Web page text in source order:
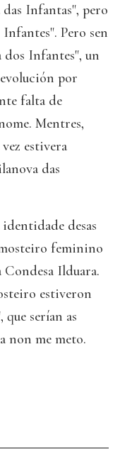
Infantas", pero
Pero sen
Infantes", un
por
falta de
Mentres,
estivera
das
desas
feminino
Ilduara.
estiveron
serían as
non me meto.